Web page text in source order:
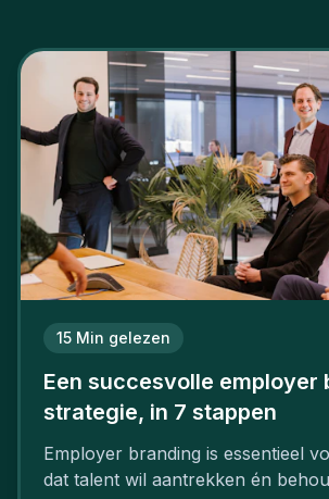
15 Min gelezen
Een succesvolle employer
strategie, in 7 stappen
Employer branding is essentieel
dat talent wil aantrekken én behouden.